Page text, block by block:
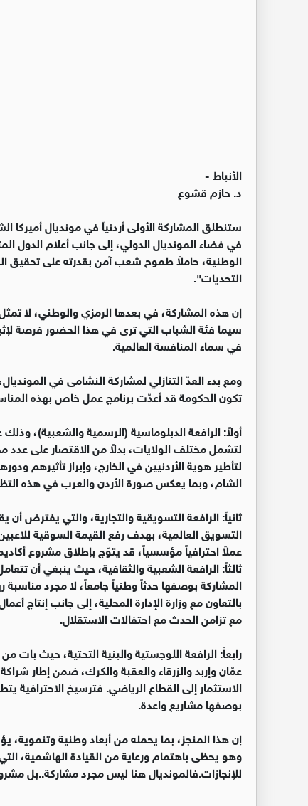
الأنباط -
د. حازم قشوع
ستنطلق المشاركة الأولى أردنياً في مونديال أميركا
في فضاء المونديال الدولي، إلى جانب أعلام الدول
الوطنية، حاملاً طموح شعب آمن بقدرته على تحقيق
التحديات".
إن هذه المشاركة، في بعدها الرمزي والوطني، لا
سيما فئة الشباب التي ترى في هذا الحضور فرصة
في سماء المنافسة العالمية.
ومع بدء العدّ التنازلي لمشاركة النشامى في
تكون الحكومة قد أعدّت برنامج عمل خاص بهذه
أولاً: الرافعة الدبلوماسية (الرسمية والشعبية)،
لتشمل مختلف الولايات، بدلاً من الاقتصار على عدد
لتأطير هوية الأردنيين في الخارج، وإبراز تأثيرهم
الشام، وبما يعكس صورة الأردن والعرب في هذه
ثانياً: الرافعة التسويقية والتجارية، والتي يفترض
التسويق العالمية، بهدف رفع القيمة السوقية
عملاً احترافياً مؤسسياً، قد يتوّج بإطلاق مشروع
ثالثاً: الرافعة الشعبية والثقافية، حيث ينبغي أن
المشاركة بوصفها حدثاً وطنياً جامعاً، لا مجرد
بالتعاون مع وزارة الإدارة المحلية، إلى جانب إنتاج
مع تزامن الحدث مع احتفالات الاستقلال.
رابعاً: الرافعة اللوجستية والبنية التحتية، حيث
عمّان وإربد والزرقاء والعقبة والكرك، ضمن إطار
الاستثمار إلى القطاع الرياضي. فترسيخ الاحترافية
بوصفها مشاريع واعدة.
إن هذا المنجز، بما يحمله من أبعاد وطنية وتنموية،
وهو يحظى باهتمام ورعاية من القيادة الهاشمية،
للإنجازات.فالمونديال هنا ليس مجرد مشاركة..بل